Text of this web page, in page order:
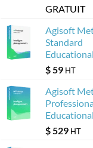
GRATUIT
Agisoft
Standard
$59 HT
Agisoft
$529 HT